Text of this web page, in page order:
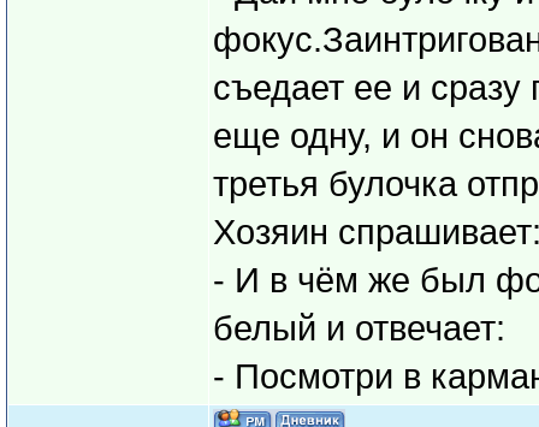
съедает ее и
еще одну, и он
третья булочка
Хозяин
- И в чём же был
белый и отвечает:
- Посмотри в